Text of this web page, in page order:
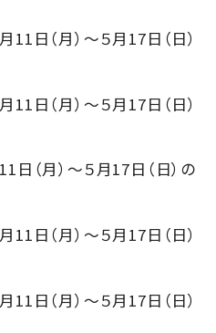
日（月）～５月17日（日）
日（月）～５月17日（日）
（月）～５月17日（日）の
日（月）～５月17日（日）
日（月）～５月17日（日）